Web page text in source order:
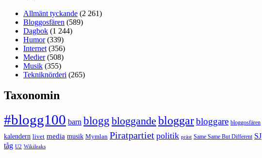
Allmänt tyckande (2 261)
Bloggosfären (589)
Dagbok (1 244)
Humor(339)
Internet (356)
Medier(508)
Musik (355)
Tekniknörderi (265)
Taxonomin
#blogg100 barn blogg bloggande bloggarbloggare bloggosfären
kalendern livet media musik Mymlan Piratpartiet politik präst Same Same But Different SJ
tåg U2 Wikileaks